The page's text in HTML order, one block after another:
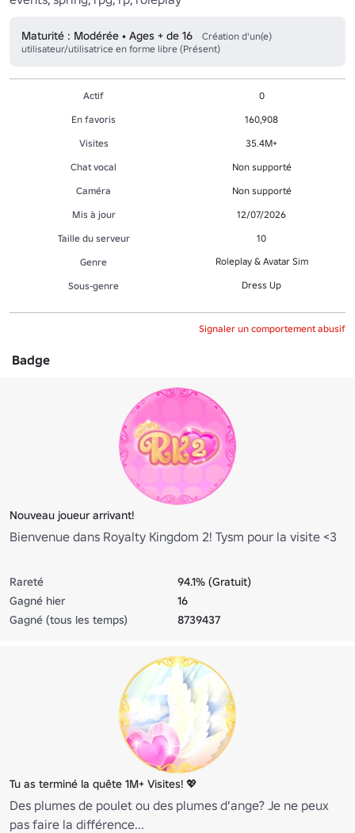
Maturité : Modérée • Ages + de 16
Création d'un(e)
utilisateur/utilisatrice en forme libre (Présent)
Actif
0
En favoris
160,908
Visites
35.4M+
Chat vocal
Non supporté
Caméra
Non supporté
Mis à jour
12/07/2026
Taille du serveur
10
Genre
Roleplay & Avatar Sim
Sous-genre Dress Up
Signaler un comportement abusif
Badge
Nouveau joueur arrivant!
Bienvenue dans Royalty Kingdom 2! Tysm pour la visite <3
Rareté
94.1% (Gratuit)
Gagné hier
16
Gagné (tous les temps)
8739437
Tu as terminé la quête 1M+ Visites! 💖
Des plumes de poulet ou des plumes d'ange? Je ne peux
pas faire la différence...